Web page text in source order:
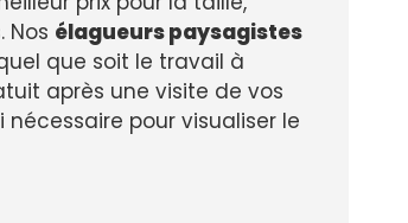
Nos élagueurs paysagistes
que soit le travail à
après une visite de vos
pour visualiser le